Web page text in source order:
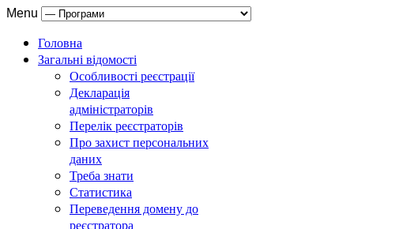
Menu
Головна
Загальні відомості
Особливості реєстрації
Декларація
адміністраторів
Перелік реєстраторів
Про захист персональних
даних
Треба знати
Статистика
Переведення домену до
реєстратора